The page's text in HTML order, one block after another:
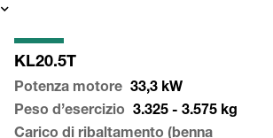
KL20.5T
Potenza motore 33,3 kW
Peso d’esercizio
3.325 - 3.575 kg
Carico di ribaltamento (benna